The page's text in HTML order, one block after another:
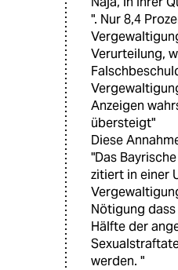
". Nur 8,4
Verurteilung,
Anzeigen
übersteigt"
Diese
"Das
zitiert in einer
Nötigung
Hälfte der
werden. "